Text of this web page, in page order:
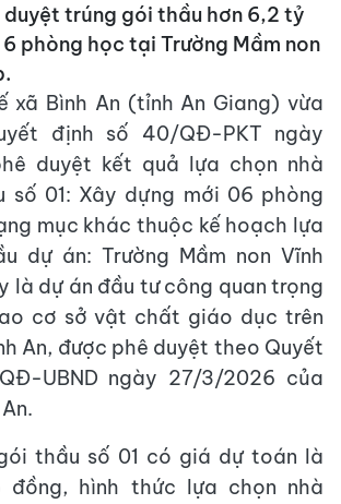
trúng gói thầu hơn 6,2 tỷ
phòng học tại Trường Mầm non
xã Bình An (tỉnh An Giang) vừa
định số 40/QĐ-PKT ngày
duyệt kết quả lựa chọn nhà
số 01: Xây dựng mới 06 phòng
mục khác thuộc kế hoạch lựa
dự án: Trường Mầm non Vĩnh
là dự án đầu tư công quan trọng
cơ sở vật chất giáo dục trên
An, được phê duyệt theo Quyết
UBND ngày 27/3/2026 của
thầu số 01 có giá dự toán là
đồng, hình thức lựa chọn nhà